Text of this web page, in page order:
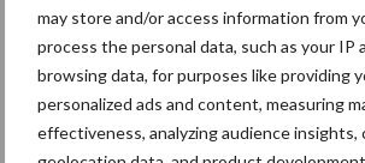
may store and/or access information from
process the personal data, such as your IP
browsing data, for purposes like providing
personalized ads and content, measuring
effectiveness, analyzing audience
Belgische land- en
onder coronacrisis